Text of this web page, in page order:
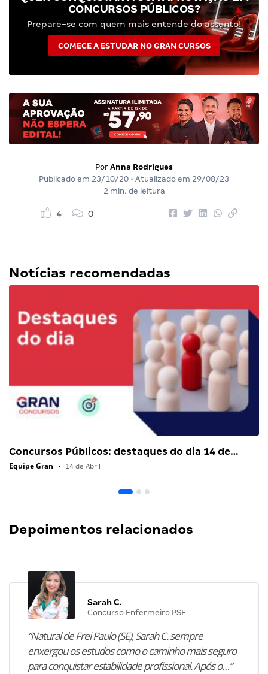
CONCURSOS PÚBLICOS?
Prepare-se com quem mais entende do assunto!
COMECE A ESTUDAR NO GRAN CURSOS
Por Anna Rodrigues
Publicado em 23/10/20 • Atualizado em 29/08/23
2 min. de leitura
4 0
Notícias recomendadas
Concursos Públicos: destaques do dia 14 de…
Equipe Gran • 14 de Abril
Depoimentos relacionados
Sarah C.
Concurso Enfermeiro PSF
“Natural de Frei Paulo (SE), Sarah C. sempre
enxergou os estudos como o caminho mais seguro
para conquistar estabilidade profissional. Após o…”